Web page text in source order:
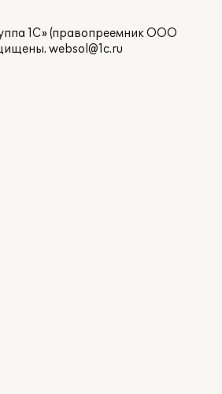
1С» (правопреемник ООО
websol@1c.ru